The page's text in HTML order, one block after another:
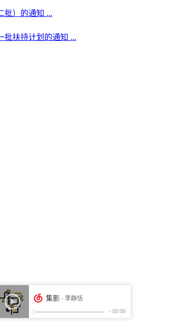
批）的通知 ...
批扶持计划的通知 ...